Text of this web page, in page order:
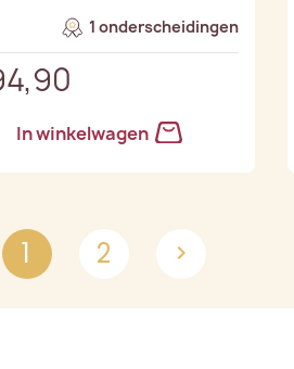
1 onderscheidingen
In winkelwagen
1 2 